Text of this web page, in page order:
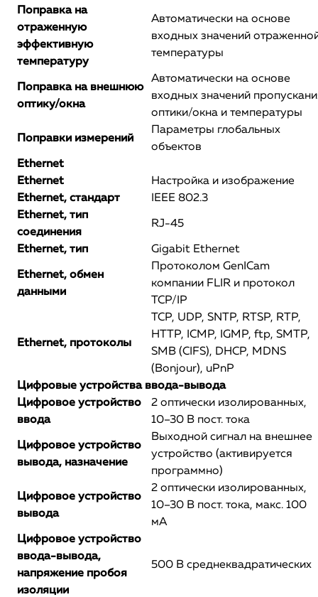
Поправка на
отраженную
эффективную
температуру
Автоматически на основе
входных значений
температуры
Поправка на внешнюю
оптику/окна
Автоматически на основе
входных значений
оптики/окна и температуры
Поправки измерений
Параметры глобальных
объектов
Ethernet
Ethernet
Настройка и изображение
Ethernet, стандарт
IEEE 802.3
Ethernet, тип
соединения
RJ-45
Ethernet, тип Gigabit Ethernet
Ethernet, обмен
данными
Протоколом GenICam
компании FLIR и протокол
TCP/IP
Ethernet, протоколы
TCP, UDP, SNTP, RTSP, RTP,
HTTP, ICMP, IGMP, ftp, SMTP,
SMB (CIFS), DHCP, MDNS
(Bonjour), uPnP
Цифровые устройства ввода-вывода
Цифровое устройство
ввода
2 оптически изолированных,
10–30 В пост. тока
Цифровое устройство
вывода, назначение
Выходной сигнал на внешнее
устройство (активируется
программно)
Цифровое устройство
вывода
2 оптически изолированных,
10–30 В пост. тока, макс. 100
мA
Цифровое устройство
ввода-вывода,
напряжение пробоя
изоляции
500 В среднеквадратических